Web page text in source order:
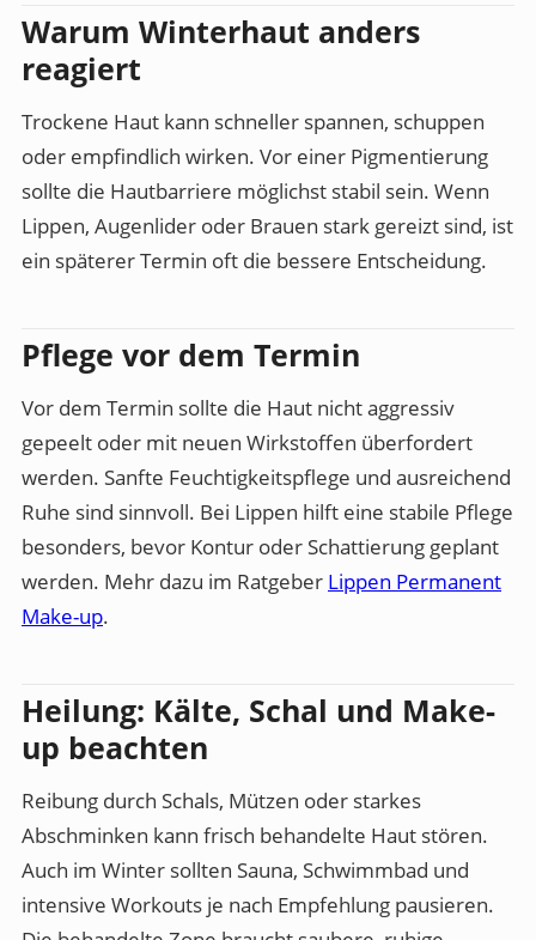
Warum Winterhaut anders
reagiert
Trockene Haut kann schneller spannen, schuppen
oder empfindlich wirken. Vor einer Pigmentierung
sollte die Hautbarriere möglichst stabil sein. Wenn
Lippen, Augenlider oder Brauen stark gereizt sind, ist
ein späterer Termin oft die bessere Entscheidung.
Pflege vor dem Termin
Vor dem Termin sollte die Haut nicht aggressiv
gepeelt oder mit neuen Wirkstoffen überfordert
werden. Sanfte Feuchtigkeitspflege und ausreichend
Ruhe sind sinnvoll. Bei Lippen hilft eine stabile Pflege
besonders, bevor Kontur oder Schattierung geplant
werden. Mehr dazu im Ratgeber Lippen Permanent
Make-up.
Heilung: Kälte, Schal und Make-
up beachten
Reibung durch Schals, Mützen oder starkes
Abschminken kann frisch behandelte Haut stören.
Auch im Winter sollten Sauna, Schwimmbad und
intensive Workouts je nach Empfehlung pausieren.